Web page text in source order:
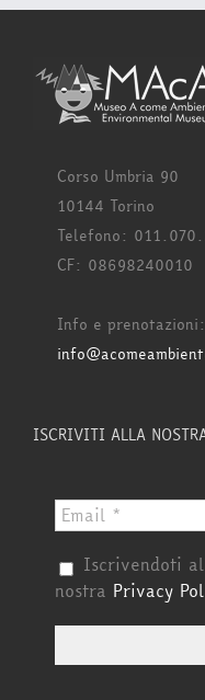
Corso Umbria 90
10144 Torino
Telefono:
CF: 08698240010
Info e prenotazioni:
ISCRIVITI ALLA
Iscrivendoti
nostra Privacy